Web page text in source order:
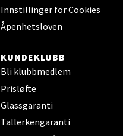
Innstillinger for Cookies
Åpenhetsloven
KUNDEKLUBB
Bli klubbmedlem
Prisløfte
Glassgaranti
Tallerkengaranti